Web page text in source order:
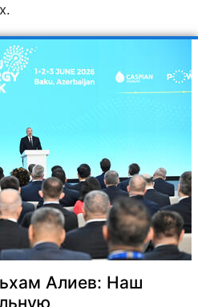
Алиев: Наш